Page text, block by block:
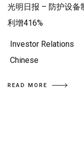
光明日报 – 防护设备
利增416%
Investor Relations
Chinese
READ MORE